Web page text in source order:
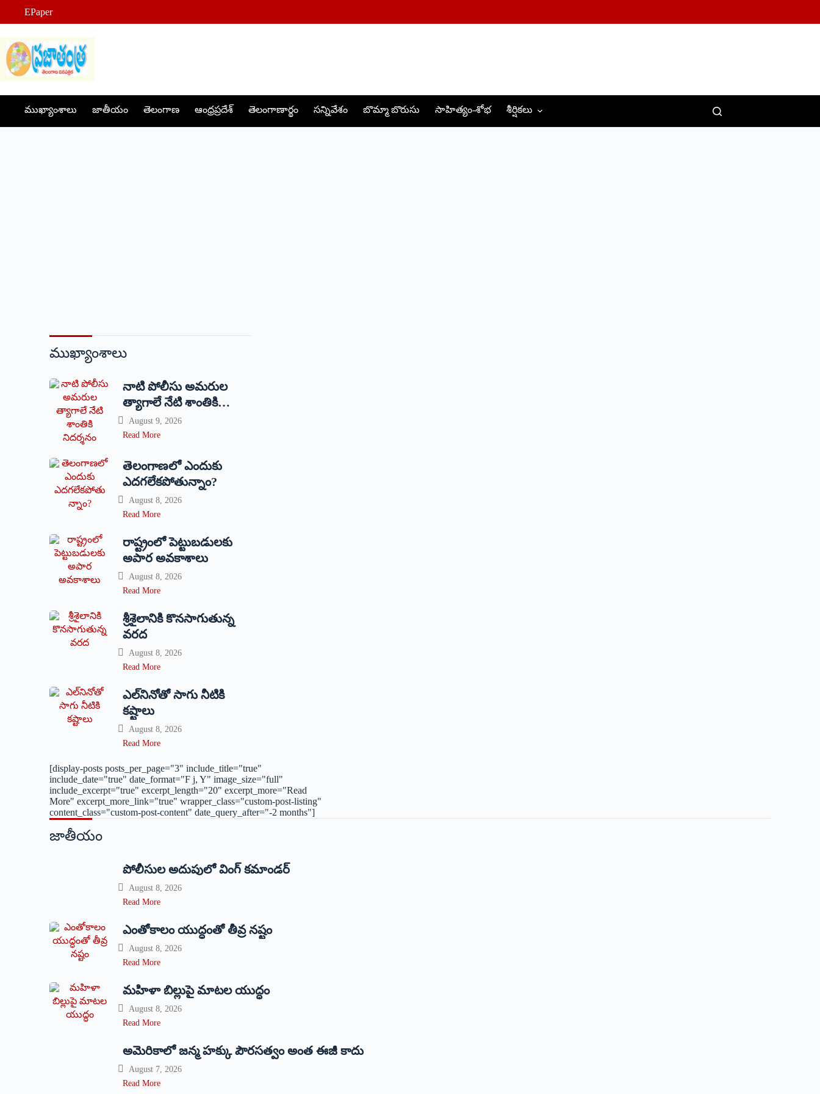
content
EPaper
ముఖ్యాంశాలు జాతీయం తెలంగాణ ఆంధ్రప్రదేశ్ తెలంగాణార్థం సన్నివేశం బొమ్మా బొరుసు సాహిత్యం-శోభ శీర్షికలు
ముఖ్యాంశాలు
నాటి పోలీసు అమరుల
త్యాగాలే నేటి శాంతికి
నిదర్శనం
August 9, 2026
Read More
తెలంగాణలో ఎందుకు
ఎదగలేకపోతున్నాం?
August 8, 2026
Read More
రాష్ట్రంలో పెట్టుబడులకు
అపార అవకాశాలు
August 8, 2026
Read More
శ్రీశైలానికి కొనసాగుతున్న
వరద
August 8, 2026
Read More
ఎల్‌నినోతో సాగు నీటికి
కష్టాలు
August 8, 2026
Read More
[display-posts posts_per_page="3" include_title="true"
include_date="true" date_format="F j, Y" image_size="full"
include_excerpt="true" excerpt_length="20" excerpt_more="Read
More" excerpt_more_link="true" wrapper_class="custom-post-listing"
content_class="custom-post-content" date_query_after="-2 months"]
జాతీయం
పోలీసుల అదుపులో వింగ్‌ ‌కమాండర్‌
August 8, 2026
Read More
ఎంతోకాలం యుద్ధంతో తీవ్ర నష్టం
August 8, 2026
Read More
మహిళా బిల్లుపై మాటల యుద్ధం
August 8, 2026
Read More
అమెరికాలో జన్మ హక్కు పౌరసత్వం అంత ఈజీ కాదు
August 7, 2026
Read More